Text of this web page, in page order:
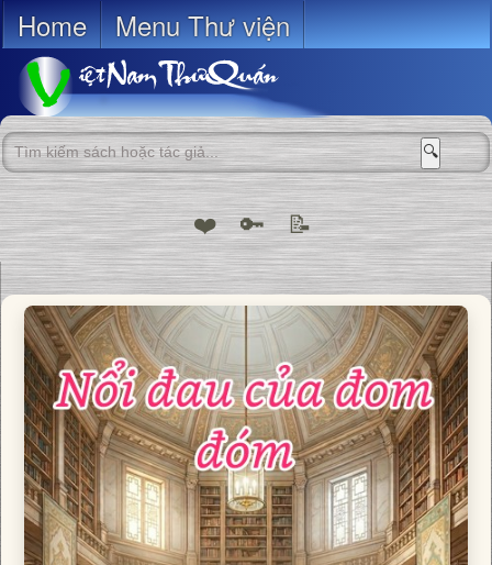
Home Menu Thư viện
🔍
❤️ 🔑 📝